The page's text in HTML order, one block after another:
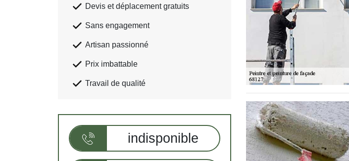
Devis et déplacement gratuits
Sans engagement
Artisan passionné
Prix imbattable
Travail de qualité
indisponible